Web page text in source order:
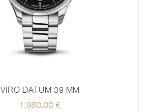
VIRO DATUM 39 MM
1.980,00€